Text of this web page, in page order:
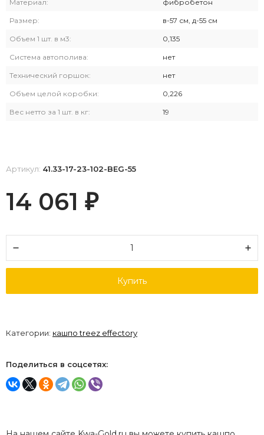
Материал: фибробетон
Размер: в-57 см, д-55 см
Объем 1 шт. в м3: 0,135
Система автополива: нет
Технический горшок: нет
Объем целой коробки: 0,226
Вес нетто за 1 шт. в кг: 19
Артикул: 41.33-17-23-102-BEG-55
14 061 ₽
Купить
Категории: кашпо treez effectory
Поделиться в соцсетях: